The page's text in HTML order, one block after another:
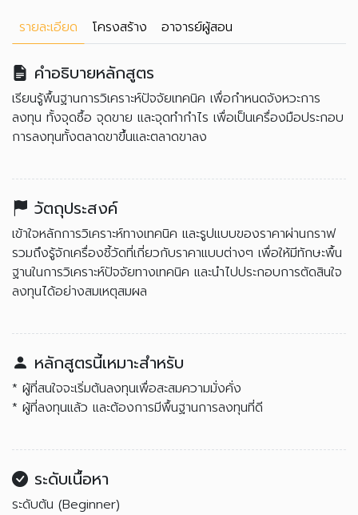
รายละเอียด โครงสร้าง อาจารย์ผู้สอน
คำอธิบายหลักสูตร
เรียนรู้พื้นฐานการวิเคราะห์ปัจจัยเทคนิค เพื่อกำหนดจังหวะการ
ลงทุน ทั้งจุดซื้อ จุดขาย และจุดทำกำไร เพื่อเป็นเครื่องมือประกอบ
การลงทุนทั้งตลาดขาขึ้นและตลาดขาลง
วัตถุประสงค์
เข้าใจหลักการวิเคราะห์ทางเทคนิค และรูปแบบของราคาผ่านกราฟ
รวมถึงรู้จักเครื่องชี้วัดที่เกี่ยวกับราคาแบบต่างๆ เพื่อให้มีทักษะพื้น
ฐานในการวิเคราะห์ปัจจัยทางเทคนิค และนำไปประกอบการตัดสินใจ
ลงทุนได้อย่างสมเหตุสมผล
หลักสูตรนี้เหมาะสำหรับ
* ผู้ที่สนใจจะเริ่มต้นลงทุนเพื่อสะสมความมั่งคั่ง
* ผู้ที่ลงทุนแล้ว และต้องการมีพื้นฐานการลงทุนที่ดี
ระดับเนื้อหา
ระดับต้น (Beginner)